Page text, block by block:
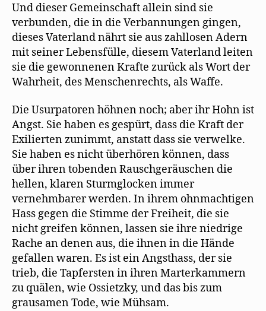
Und dieser Gemeinschaft allein sind sie
verbunden, die in die Verbannungen gingen,
dieses Vaterland nährt sie aus zahllosen Adern
mit seiner Lebensfülle, diesem Vaterland leiten
sie die gewonnenen Krafte zurück als Wort der
Wahrheit, des Menschenrechts, als Waffe.
Die Usurpatoren höhnen noch; aber ihr Hohn ist
Angst. Sie haben es gespürt, dass die Kraft der
Exilierten zunimmt, anstatt dass sie verwelke.
Sie haben es nicht überhören können, dass
über ihren tobenden Rauschgeräuschen die
hellen, klaren Sturmglocken immer
vernehmbarer werden. In ihrem ohnmachtigen
Hass gegen die Stimme der Freiheit, die sie
nicht greifen können, lassen sie ihre niedrige
Rache an denen aus, die ihnen in die Hände
gefallen waren. Es ist ein Angsthass, der sie
trieb, die Tapfersten in ihren Marterkammern
zu quälen, wie Ossietzky, und das bis zum
grausamen Tode, wie Mühsam.